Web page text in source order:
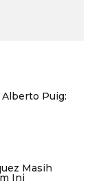
Puig:
Masih
Ini